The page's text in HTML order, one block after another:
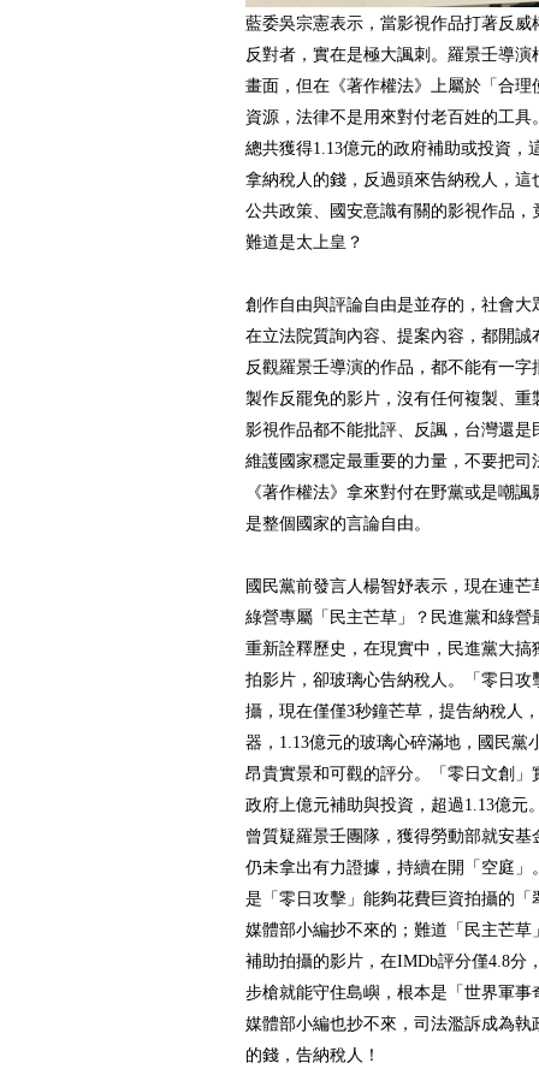
藍委吳宗憲表示，當影視作品打著反
反對者，實在是極大諷刺。羅景壬導
畫面，但在《著作權法》上屬於「合
資源，法律不是用來對付老百姓的工
總共獲得1.13億元的政府補助或投資，
拿納稅人的錢，反過頭來告納稅人，
公共政策、國安意識有關的影視作品
難道是太上皇？
創作自由與評論自由是並存的，社會
在立法院質詢內容、提案內容，都開
反觀羅景壬導演的作品，都不能有一
製作反罷免的影片，沒有任何複製、
影視作品都不能批評、反諷，台灣還
維護國家穩定最重要的力量，不要把
《著作權法》拿來對付在野黨或是嘲
是整個國家的言論自由。
國民黨前發言人楊智妤表示，現在連
綠營專屬「民主芒草」？民進黨和綠
重新詮釋歷史，在現實中，民進黨大
拍影片，卻玻璃心告納稅人。「零日攻
攝，現在僅僅3秒鐘芒草，提告納稅人
器，1.13億元的玻璃心碎滿地，國民黨
昂貴實景和可觀的評分。「零日文創」
政府上億元補助與投資，超過1.13億元
曾質疑羅景壬團隊，獲得勞動部就安基
仍未拿出有力證據，持續在開「空庭
是「零日攻擊」能夠花費巨資拍攝的
媒體部小編抄不來的；難道「民主芒
補助拍攝的影片，在IMDb評分僅4.8分
步槍就能守住島嶼，根本是「世界軍
媒體部小編也抄不來，司法濫訴成為
的錢，告納稅人！